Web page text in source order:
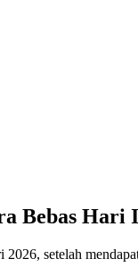
Bebas Hari
setelah